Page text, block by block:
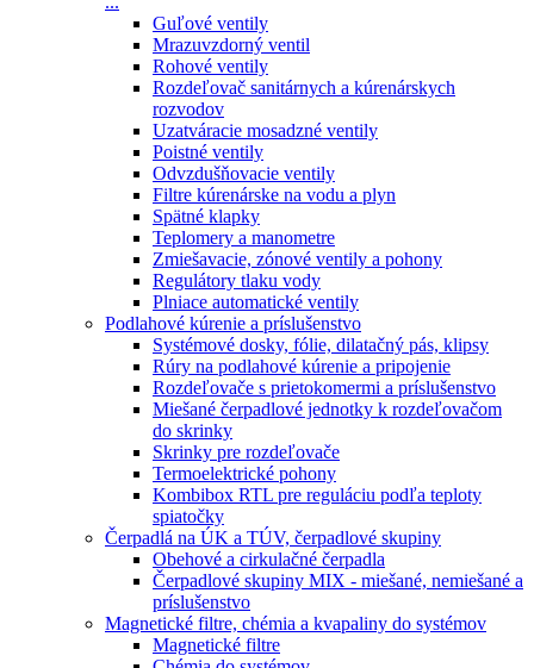
Guľové ventily
Mrazuvzdorný ventil
Rohové ventily
Rozdeľovač sanitárnych a kúrenárskych
rozvodov
Uzatváracie mosadzné ventily
Poistné ventily
Odvzdušňovacie ventily
Filtre kúrenárske na vodu a plyn
Spätné klapky
Teplomery a manometre
Zmiešavacie, zónové ventily a pohony
Regulátory tlaku vody
Plniace automatické ventily
Podlahové kúrenie a príslušenstvo
Systémové dosky, fólie, dilatačný pás, klipsy
Rúry na podlahové kúrenie a pripojenie
Rozdeľovače s prietokomermi a príslušenstvo
Miešané čerpadlové jednotky k rozdeľovačom
do skrinky
Skrinky pre rozdeľovače
Termoelektrické pohony
Kombibox RTL pre reguláciu podľa teploty
spiatočky
Čerpadlá na ÚK a TÚV, čerpadlové skupiny
Obehové a cirkulačné čerpadla
Čerpadlové skupiny MIX - miešané, nemiešané a
príslušenstvo
Magnetické filtre, chémia a kvapaliny do systémov
Magnetické filtre